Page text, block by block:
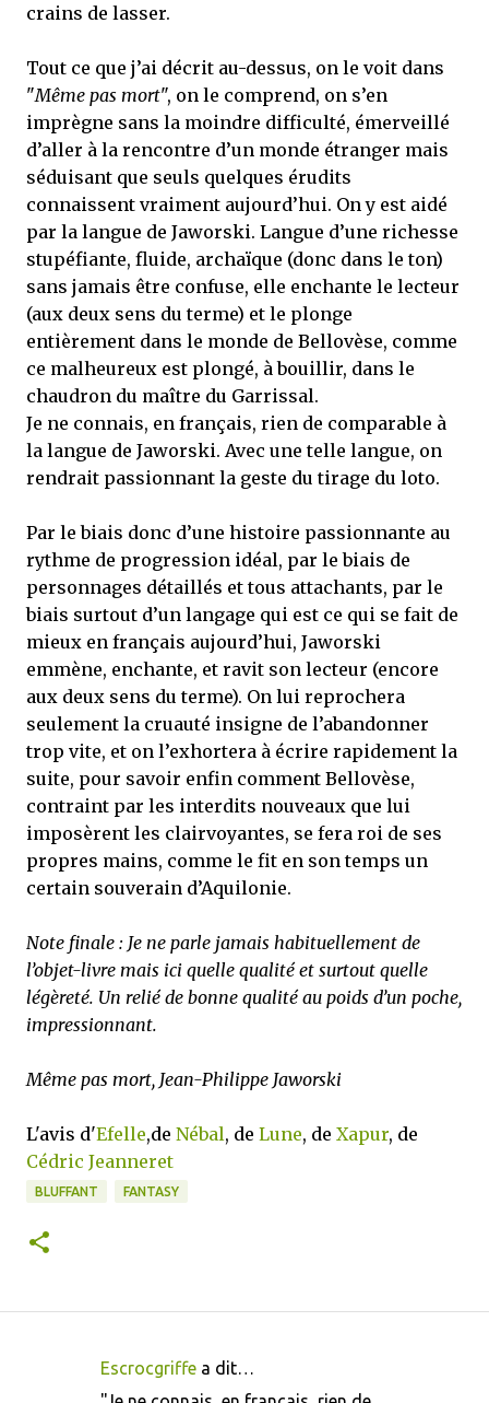
crains de lasser.
Tout ce que j’ai décrit au-dessus, on le voit dans
"Même pas mort", on le comprend, on s’en
imprègne sans la moindre difficulté, émerveillé
d’aller à la rencontre d’un monde étranger mais
séduisant que seuls quelques érudits
connaissent vraiment aujourd’hui. On y est aidé
par la langue de Jaworski. Langue d’une richesse
stupéfiante, fluide, archaïque (donc dans le ton)
sans jamais être confuse, elle enchante le lecteur
(aux deux sens du terme) et le plonge
entièrement dans le monde de Bellovèse, comme
ce malheureux est plongé, à bouillir, dans le
chaudron du maître du Garrissal.
Je ne connais, en français, rien de comparable à
la langue de Jaworski. Avec une telle langue, on
rendrait passionnant la geste du tirage du loto.
Par le biais donc d’une histoire passionnante au
rythme de progression idéal, par le biais de
personnages détaillés et tous attachants, par le
biais surtout d’un langage qui est ce qui se fait de
mieux en français aujourd’hui, Jaworski
emmène, enchante, et ravit son lecteur (encore
aux deux sens du terme). On lui reprochera
seulement la cruauté insigne de l’abandonner
trop vite, et on l’exhortera à écrire rapidement la
suite, pour savoir enfin comment Bellovèse,
contraint par les interdits nouveaux que lui
imposèrent les clairvoyantes, se fera roi de ses
propres mains, comme le fit en son temps un
certain souverain d’Aquilonie.
Note finale : Je ne parle jamais habituellement de
l’objet-livre mais ici quelle qualité et surtout quelle
légèreté. Un relié de bonne qualité au poids d’un poche,
impressionnant.
Même pas mort, Jean-Philippe Jaworski
L'avis d'Efelle,de Nébal, de Lune, de Xapur, de
Cédric Jeanneret
BLUFFANT FANTASY
Escrocgriffe a dit…